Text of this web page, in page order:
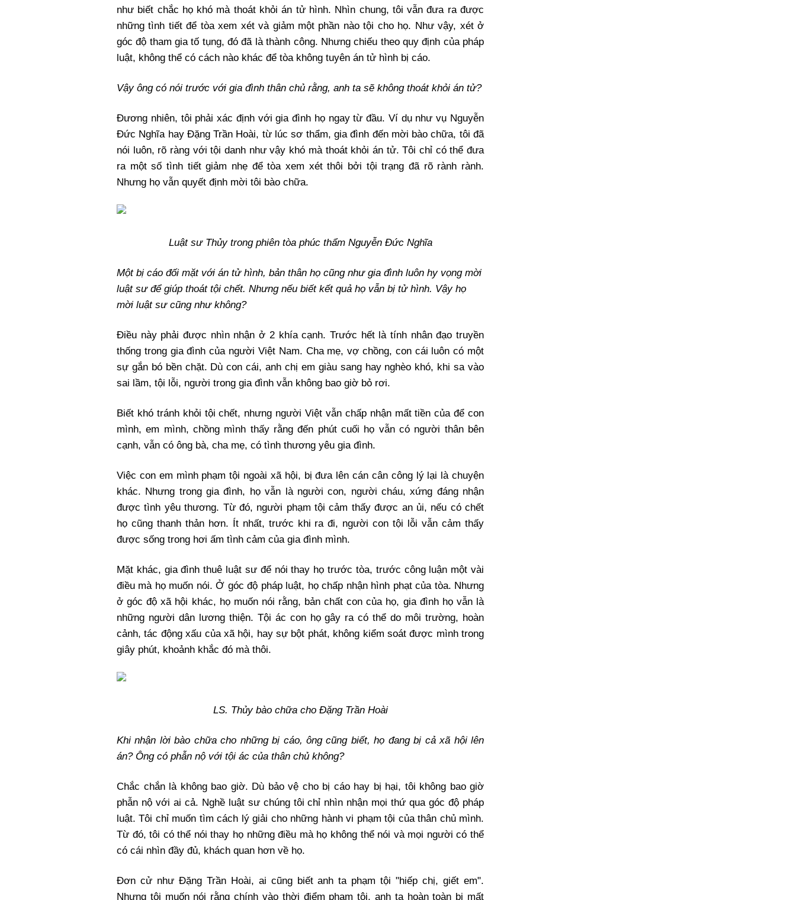
như biết chắc họ khó mà thoát khỏi án tử hình. Nhìn chung, tôi vẫn đưa ra được
những tình tiết để tòa xem xét và giảm một phần nào tội cho họ. Như vậy, xét ở
góc độ tham gia tố tụng, đó đã là thành công. Nhưng chiếu theo quy định của pháp
luật, không thể có cách nào khác để tòa không tuyên án tử hình bị cáo.
Vậy ông có nói trước với gia đình thân chủ rằng, anh ta sẽ không thoát khỏi án tử?
Đương nhiên, tôi phải xác định với gia đình họ ngay từ đầu. Ví dụ như vụ Nguyễn
Đức Nghĩa hay Đặng Trần Hoài, từ lúc sơ thẩm, gia đình đến mời bào chữa, tôi đã
nói luôn, rõ ràng với tội danh như vậy khó mà thoát khỏi án tử. Tôi chỉ có thể đưa
ra một số tình tiết giảm nhẹ để tòa xem xét thôi bởi tội trạng đã rõ rành rành.
Nhưng họ vẫn quyết định mời tôi bào chữa.
Luật sư Thủy trong phiên tòa phúc thẩm Nguyễn Đức Nghĩa
Một bị cáo đối mặt với án tử hình, bản thân họ cũng như gia đình luôn hy vọng mời
luật sư để giúp thoát tội chết. Nhưng nếu biết kết quả họ vẫn bị tử hình. Vậy họ
mời luật sư cũng như không?
Điều này phải được nhìn nhận ở 2 khía cạnh. Trước hết là tính nhân đạo truyền
thống trong gia đình của người Việt Nam. Cha mẹ, vợ chồng, con cái luôn có một
sự gắn bó bền chặt. Dù con cái, anh chị em giàu sang hay nghèo khó, khi sa vào
sai lầm, tội lỗi, người trong gia đình vẫn không bao giờ bỏ rơi.
Biết khó tránh khỏi tội chết, nhưng người Việt vẫn chấp nhận mất tiền của để con
mình, em mình, chồng mình thấy rằng đến phút cuối họ vẫn có người thân bên
cạnh, vẫn có ông bà, cha mẹ, có tình thương yêu gia đình.
Việc con em mình phạm tội ngoài xã hội, bị đưa lên cán cân công lý lại là chuyện
khác. Nhưng trong gia đình, họ vẫn là người con, người cháu, xứng đáng nhận
được tình yêu thương. Từ đó, người phạm tội cảm thấy được an ủi, nếu có chết
họ cũng thanh thản hơn. Ít nhất, trước khi ra đi, người con tội lỗi vẫn cảm thấy
được sống trong hơi ấm tình cảm của gia đình mình.
Mặt khác, gia đình thuê luật sư để nói thay họ trước tòa, trước công luận một vài
điều mà họ muốn nói. Ở góc độ pháp luật, họ chấp nhận hình phạt của tòa. Nhưng
ở góc độ xã hội khác, họ muốn nói rằng, bản chất con của họ, gia đình họ vẫn là
những người dân lương thiện. Tội ác con họ gây ra có thể do môi trường, hoàn
cảnh, tác động xấu của xã hội, hay sự bột phát, không kiểm soát được mình trong
giây phút, khoảnh khắc đó mà thôi.
LS. Thủy bào chữa cho Đặng Trần Hoài
Khi nhận lời bào chữa cho những bị cáo, ông cũng biết, họ đang bị cả xã hội lên
án? Ông có phẫn nộ với tội ác của thân chủ không?
Chắc chắn là không bao giờ. Dù bảo vệ cho bị cáo hay bị hại, tôi không bao giờ
phẫn nộ với ai cả. Nghề luật sư chúng tôi chỉ nhìn nhận mọi thứ qua góc độ pháp
luật. Tôi chỉ muốn tìm cách lý giải cho những hành vi phạm tội của thân chủ mình.
Từ đó, tôi có thể nói thay họ những điều mà họ không thể nói và mọi người có thể
có cái nhìn đầy đủ, khách quan hơn về họ.
Đơn cử như Đặng Trần Hoài, ai cũng biết anh ta phạm tội "hiếp chị, giết em".
Nhưng tôi muốn nói rằng chính vào thời điểm phạm tội, anh ta hoàn toàn bị mất